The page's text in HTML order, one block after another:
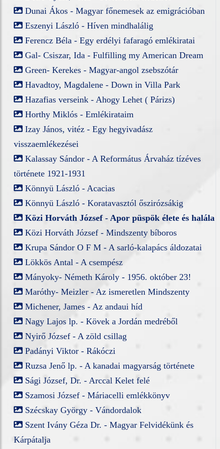
Dunai Ákos - Magyar főnemesek az emigrációban
Eszenyi László - Híven mindhalálig
Ferencz Béla - Egy erdélyi fafaragó emlékiratai
Gal- Csiszar, Ida - Fulfilling my American Dream
Green- Kerekes - Magyar-angol zsebszótár
Havadtoy, Magdalene - Down in Villa Park
Hazafias verseink - Ahogy Lehet ( Párizs)
Horthy Miklós - Emlékirataim
Izay János, vitéz - Egy hegyivadász
visszaemlékezései
Kalassay Sándor - A Református Árvaház tízéves
története 1921-1931
Könnyü László - Acacias
Könnyü László - Koratavasztól őszirózsákig
Közi Horváth József - Apor püspök élete és halála
Közi Horváth József - Mindszenty bíboros
Krupa Sándor O F M - A sarló-kalapács áldozatai
Lökkös Antal - A csempész
Mányoky- Németh Károly - 1956. október 23!
Maróthy- Meizler - Az ismeretlen Mindszenty
Michener, James - Az andaui híd
Nagy Lajos lp. - Kövek a Jordán medréből
Nyirő József - A zöld csillag
Padányi Viktor - Rákóczi
Ruzsa Jenő lp. - A kanadai magyarság története
Sági József, Dr. - Arccal Kelet felé
Szamosi József - Máriacelli emlékkönyv
Szécskay György - Vándordalok
Szent Ivány Géza Dr. - Magyar Felvidékünk és
Kárpátalja